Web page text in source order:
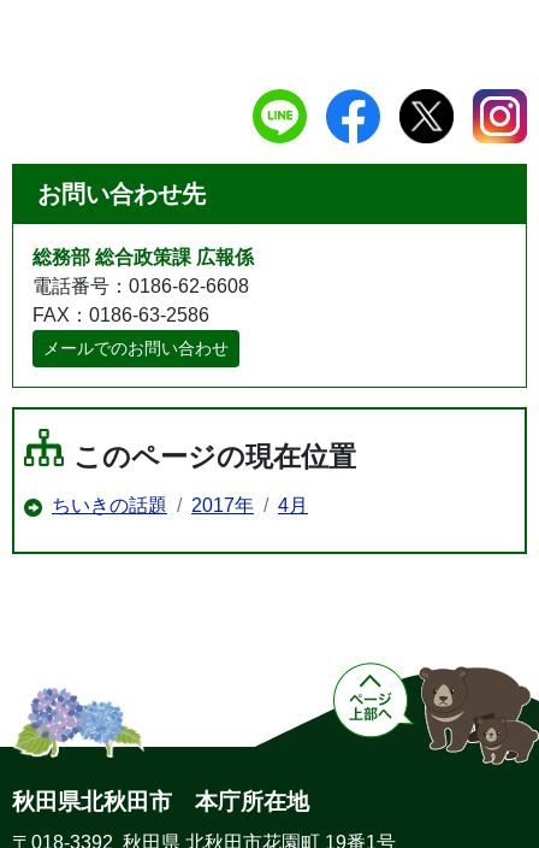
お問い合わせ先
総務部 総合政策課 広報係
電話番号：0186-62-6608
FAX：0186-63-2586
メールでのお問い合わせ
このページの現在位置
ちいきの話題 2017年 4月
秋田県北秋田市 本庁所在地
〒018-3392 秋田県 北秋田市花園町 19番1号